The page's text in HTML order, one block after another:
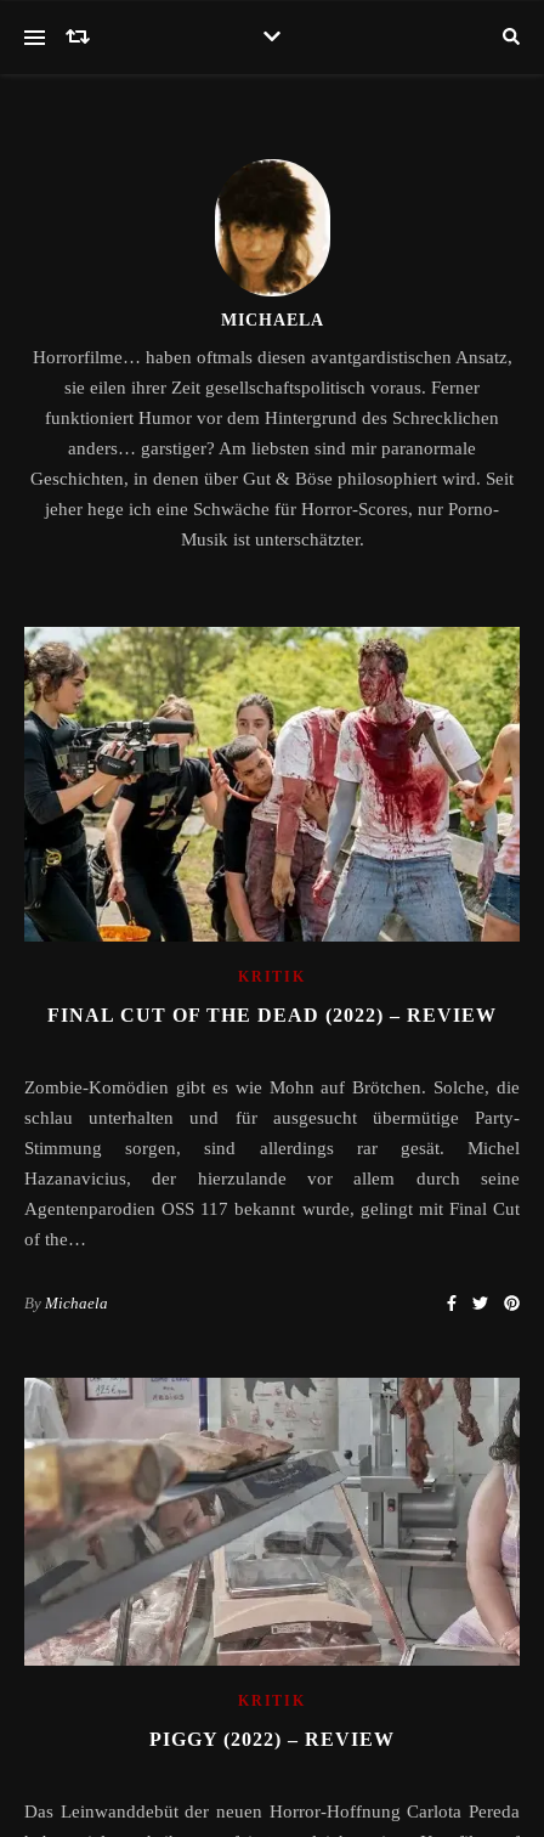
MICHAELA
Horrorfilme… haben oftmals diesen avantgardistischen Ansatz,
sie eilen ihrer Zeit gesellschaftspolitisch voraus. Ferner
funktioniert Humor vor dem Hintergrund des Schrecklichen
anders… garstiger? Am liebsten sind mir paranormale
Geschichten, in denen über Gut & Böse philosophiert wird. Seit
jeher hege ich eine Schwäche für Horror-Scores, nur Porno-
Musik ist unterschätzter.
KRITIK
FINAL CUT OF THE DEAD (2022) – REVIEW
Zombie-Komödien gibt es wie Mohn auf Brötchen. Solche, die
schlau unterhalten und für ausgesucht übermütige Party-
Stimmung sorgen, sind allerdings rar gesät. Michel
Hazanavicius, der hierzulande vor allem durch seine
Agentenparodien OSS 117 bekannt wurde, gelingt mit Final Cut
of the…
By Michaela
KRITIK
PIGGY (2022) – REVIEW
Das Leinwanddebüt der neuen Horror-Hoffnung Carlota Pereda